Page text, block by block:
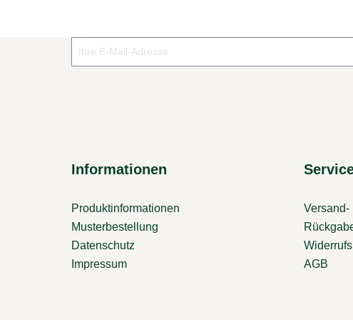
Informationen
Produktinformationen
Musterbestellung
Datenschutz
Impressum
Versand-
AGB